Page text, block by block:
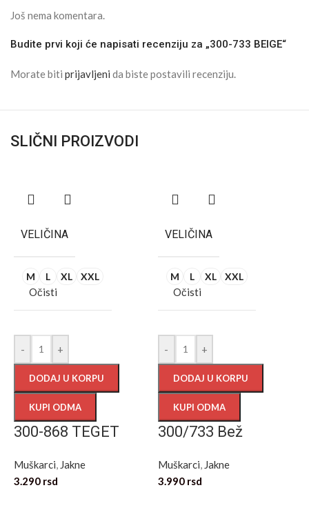
Još nema komentara.
Budite prvi koji će napisati recenziju za „300-733 BEIGE“
Morate biti prijavljeni da biste postavili recenziju.
SLIČNI PROIZVODI
VELIČINA
M L XL XXL
Očisti
- +
DODAJ U KORPU
KUPI ODMA
300-868 TEGET
Muškarci, Jakne
3.290 rsd
VELIČINA
M L XL XXL
Očisti
- +
DODAJ U KORPU
KUPI ODMA
300/733 Bež
Muškarci, Jakne
3.990 rsd